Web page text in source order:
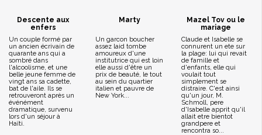
Descente aux
enfers
Un couple formé par
un ancien écrivain de
quarante ans qui a
sombré dans
l'alcoolisme, et une
belle jeune femme de
vingt ans sa cadette,
bat de l'aile. Ils se
retrouveront après un
événément
dramatique, survenu
lors d'un séjour à
Haïti.
Marty
Un garcon boucher
assez laid tombe
amoureux d'une
institutrice qui est loin
elle aussi d'être un
prix de beauté, le tout
au sein du quartier
italien et pauvre de
New York...
Mazel Tov ou le
mariage
Claude et Isabelle se
connurent un ete sur
la plage: lui qui revait
de famille et
d'enfants, elle qui
voulait tout
simplement se
distraire. C'est ainsi
qu'un jour, M.
Schmoll, pere
d'Isabelle apprit qu'il
allait etre bientot
grandpere et
rencontra so...